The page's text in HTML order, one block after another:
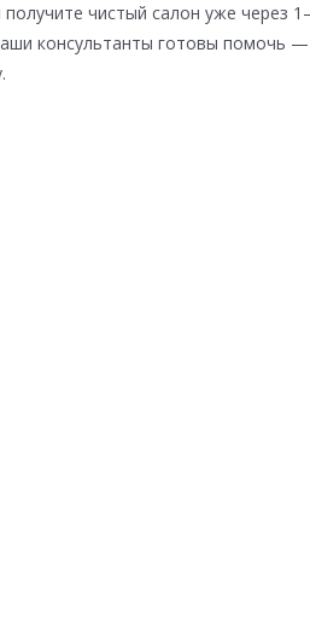
получите чистый салон уже через
консультанты готовы помочь —